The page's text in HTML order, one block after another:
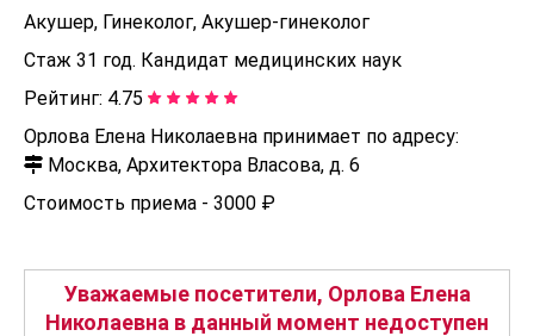
Акушер, Гинеколог, Акушер-гинеколог
Стаж 31 год. Кандидат медицинских наук
Рейтинг: 4.75
Орлова Елена Николаевна принимает по адресу:
Москва, Архитектора Власова, д. 6
Стоимость приема - 3000 ₽
Уважаемые посетители, Орлова Елена
Николаевна в данный момент недоступен